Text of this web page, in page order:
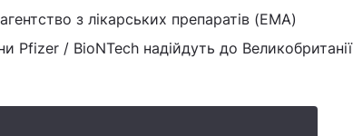
з лікарських препаратів (EMA)
Pfizer / BioNTech надійдуть до Великобританії